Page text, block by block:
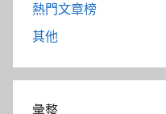
熱門文章榜
其他
彙整